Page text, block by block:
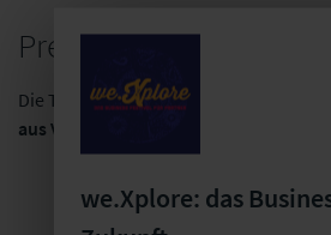
Preise Online-Kurs
Die Teilnahme am Online-Kurs ist
aus Versicherungsunternehmen
we.Xplore: das